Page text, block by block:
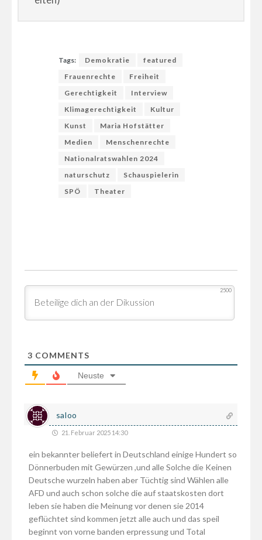
Tags: Demokratie
featured
Frauenrechte
Freiheit
Gerechtigkeit
Interview
Klimagerechtigkeit
Kultur
Kunst
Maria Hofstätter
Medien
Menschenrechte
Nationalratswahlen 2024
naturschutz
Schauspielerin
SPÖ
Theater
2500
3 COMMENTS
Neuste
saloo
21. Februar 2025 14:30
ein bekannter beliefert in Deutschland einige Hundert so
Dönnerbuden mit Gewürzen ,und alle Solche die Keinen
Deutsche wurzeln haben aber Tüchtig sind Wählen alle
AFD und auch schon solche die auf staatskosten dort
leben sie haben die Meinung vor denen sie 2014
geflüchtet sind kommen jetzt alle auch und das speil
beginnt von vorne banden erpressung und Total